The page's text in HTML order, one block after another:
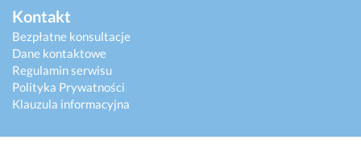
Kontakt
Bezpłatne konsultacje
Dane kontaktowe
Regulamin serwisu
Polityka Prywatności
Klauzula informacyjna